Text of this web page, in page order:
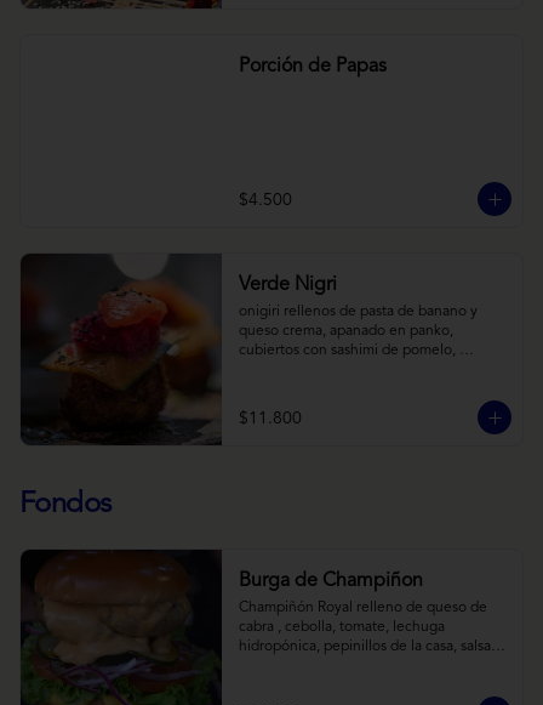
Porción de Papas
$4.500
Verde Nigri
onigiri rellenos de pasta de banano y
queso crema, apanado en panko,
cubiertos con sashimi de pomelo,
de crema de coco con wasabi y tierra de
cochayuyo.
$11.800
Fondos
Burga de Champiñon
Champiñón Royal relleno de queso de
cabra , cebolla, tomate, lechuga
hidropónica, pepinillos de la casa, salsa